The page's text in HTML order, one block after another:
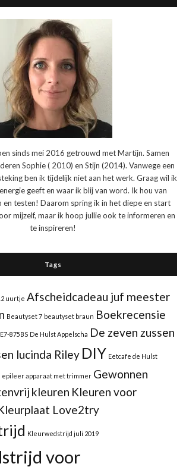
sinds mei 2016 getrouwd met Martijn. Samen
Sophie ( 2010) en Stijn (2014). Vanwege een
ben ik tijdelijk niet aan het werk. Graag wil ik
geeft en waar ik blij van word. Ik hou van
en testen! Daarom spring ik in het diepe en start
mijzelf, maar ik hoop jullie ook te informeren en
te inspireren!
Tags
uurtje Afscheidcadeau juf meester
Beautyset 7 beautyset braun Boekrecensie
875BS De Hulst Appelscha De zeven zussen
lucinda Riley DIY Eetcafe de Hulst
epileer apparaat met trimmer Gewonnen
kleuren Kleuren voor
Love2try
Kleurwedstrijd juli 2019
voor